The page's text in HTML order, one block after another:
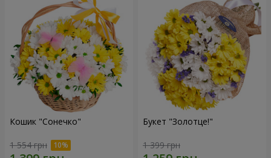
Кошик "Сонечко"
1 554 грн
Букет "Золотце!"
1 399 грн